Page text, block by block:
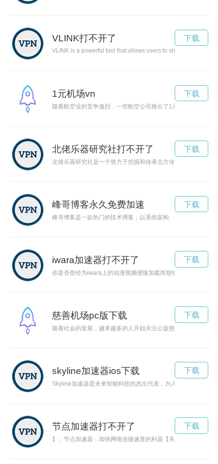
VLINK打不开了
VLINK is a powerful tool that allows users to shorten and
下载
1元机场vn
随着航空业的竞争激烈，一些航空公司推出了1元机场，吸引
下载
北佬乐器研究社打不开了
北佬乐器研究社是一个致力于挖掘和传承北方传统乐器文化的
下载
峰哥博客永久免费加速
峰哥博客是一款热门的技术博客，以系统架构、互联网技术为
下载
iwara加速器打不开了
你是否曾经为iwara上的动漫视频缓慢加载而烦恼？现在，
下载
慈善机场pc版下载
随着社会的发展，越来越多的人开始关注公益慈善事业。而建
下载
skyline加速器ios下载
Skyline加速器是未来智能科技的杰出代表，为人们提供高速、
下载
节点加速器打不开了
】：节点加速器：加快网络连接速度的利器【关键词】：节点
下载